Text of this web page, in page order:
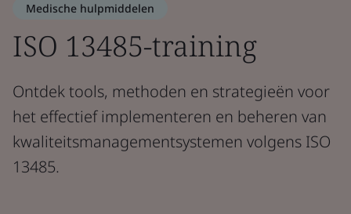
Medische hulpmiddelen
ISO 13485-training
Ontdek tools, methoden en strategieën voor
het effectief implementeren en beheren van
kwaliteitsmanagementsystemen volgens ISO
13485.